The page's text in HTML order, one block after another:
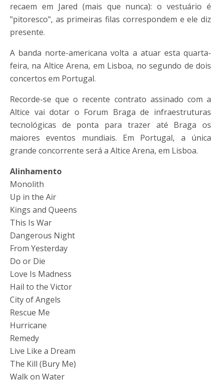
recaem em Jared (mais que nunca): o vestuário é
"pitoresco", as primeiras filas correspondem e ele diz
presente.
A banda norte-americana volta a atuar esta quarta-
feira, na Altice Arena, em Lisboa, no segundo de dois
concertos em Portugal.
Recorde-se que o recente contrato assinado com a
Altice vai dotar o Forum Braga de infraestruturas
tecnológicas de ponta para trazer até Braga os
maiores eventos mundiais. Em Portugal, a única
grande concorrente será a Altice Arena, em Lisboa.
Alinhamento
Monolith
Up in the Air
Kings and Queens
This Is War
Dangerous Night
From Yesterday
Do or Die
Love Is Madness
Hail to the Victor
City of Angels
Rescue Me
Hurricane
Remedy
Live Like a Dream
The Kill (Bury Me)
Walk on Water